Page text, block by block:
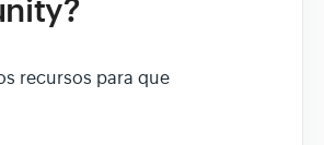
recursos para que